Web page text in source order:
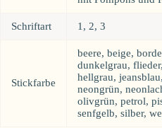
Schriftart 1, 2, 3
Stickfarbe
beere, beige,
dunkelgrau,
hellgrau,
neongrün,
olivgrün, petrol,
senfgelb, silber,